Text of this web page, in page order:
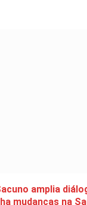
amplia
mudanças na